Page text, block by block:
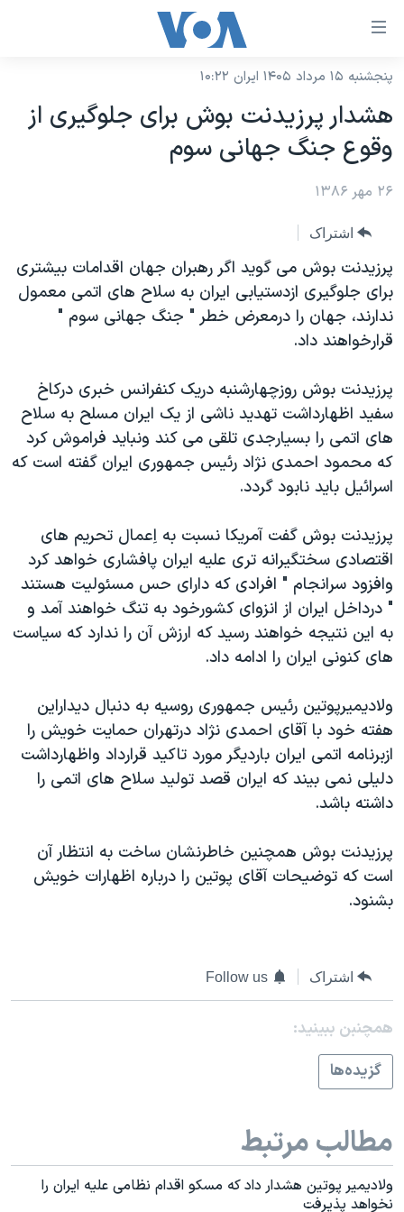
لینکهای
دسترسی
جهش
محتوای
اصلی
اصلی
جهش
به
جستجو
نسخه سبک وب‌سایت
موضوع ها
ایران
آمریکا
ورزشی
گزیده‌ها
ویدیوها
فرهنگ و زندگی
حقوق شهروندی
اقتصادی
اسرائیل در جنگ
گالری عکس
آرشیو پخش زنده
برنامه های تلویزیونی
جدول برنامه ها
صفحه‌های ویژه
جام جهانی ۲۰۲۶
عملیات خشم حماسی
بایگانی برنامه‌های تلویزیونی
مستندها
انتخابات ریاست جمهوری آمریکا ۲۰۲۴
حمله جمهوری اسلامی به اسرائیل
ورزش زنان در ایران
اعتراضات زن، زندگی، آزادی
مجموعه مستندهای دادخواهی
تریبونال مردمی آبان ۹۸
چهل سال گروگان‌گیری
قانون شفافیت دارائی کادر رهبری ایران
اعتراضات مردمی آبان ۹۸
اسرائیل در جنگ
نرگس محمدی برنده جایزه نوبل صلح
همایش محافظه‌کاران آمریکا «سی‌پک»
صفحه‌های ویژه
فرکانس‌های صدای آمریکا
پخش رادیویی
دنبال کنید
زبانهای مختلف
پنجشنبه ۱۵ مرداد ۱۴۰۵ ایران ۱۰:۲۲
هشدار پرزیدنت بوش برای جلوگيری از
وقوع جنگ جهانی سوم
۲۶ مهر ۱۳۸۶
اشتراک
پرزیدنت بوش می گوید اگر رهبران جهان اقدامات بیشتری
برای جلوگیری ازدستیابی ایران به سلاح های اتمی معمول
ندارند، جهان را درمعرض خطر " جنگ جهانی سوم "
قرارخواهند داد.
پرزیدنت بوش روزچهارشنبه دریک کنفرانس خبری درکاخ
سفید اظهارداشت تهدید ناشی از یک ایران مسلح به سلاح
های اتمی را بسیارجدی تلقی می کند ونباید فراموش کرد
که محمود احمدی نژاد رئیس جمهوری ایران گفته است که
اسرائیل باید نابود گردد.
پرزیدنت بوش گفت آمریکا نسبت به اِعمال تحریم های
اقتصادی سختگیرانه تری علیه ایران پافشاری خواهد کرد
وافزود سرانجام " افرادی که دارای حس مسئولیت هستند
" درداخل ایران از انزوای کشورخود به تنگ خواهند آمد و
به این نتیجه خواهند رسید که ارزش آن را ندارد که سیاست
های کنونی ایران را ادامه داد.
ولادیمیرپوتین رئیس جمهوری روسیه به دنبال دیداراین
هفته خود با آقای احمدی نژاد درتهران حمایت خویش را
ازبرنامه اتمی ایران باردیگر مورد تاکید قرارداد واظهارداشت
دلیلی نمی بیند که ایران قصد تولید سلاح های اتمی را
داشته باشد.
پرزیدنت بوش همچنین خاطرنشان ساخت به انتظار آن
است که توضیحات آقای پوتین را درباره اظهارات خویش
بشنود.
اشتراک Follow us
همچنبن ببینید:
گزيده‌ها
مطالب مرتبط
ولاديمير پوتين هشدار داد که مسکو اقدام نظامی علیه ایران را
نخواهد پذیرفت